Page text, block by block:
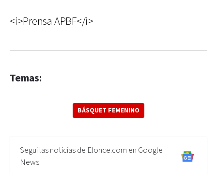
<i>Prensa APBF</i>
Temas:
BÁSQUET FEMENINO
Seguí las noticias de Elonce.com en Google
News